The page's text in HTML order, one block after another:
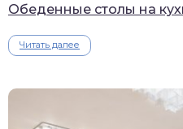
Обеденные столы на
Читать далее